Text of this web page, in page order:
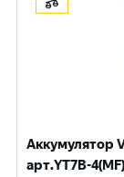
Аккумулятор
арт.YT7B-